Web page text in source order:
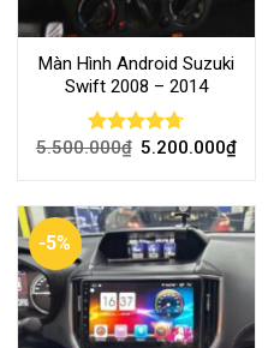
Màn Hình Android Suzuki
Swift 2008 – 2014
Rated4.71
5.500.000₫ 5.200.000₫
-5%